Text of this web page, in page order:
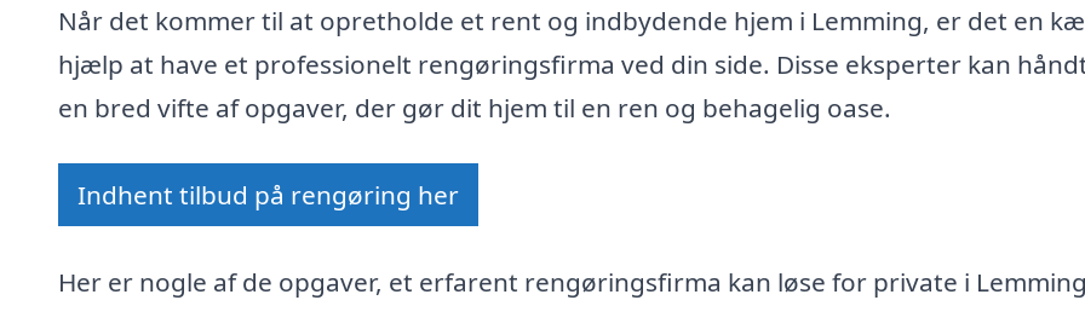
Når det kommer til at opretholde et rent og indbydende hjem i Lemming, er det en
hjælp at have et professionelt rengøringsfirma ved din side. Disse eksperter kan
en bred vifte af opgaver, der gør dit hjem til en ren og behagelig oase.
Indhent tilbud på rengøring her
Her er nogle af de opgaver, et erfarent rengøringsfirma kan løse for private i